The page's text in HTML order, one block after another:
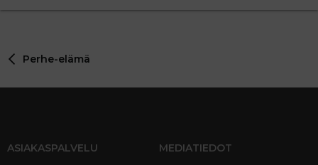
Perhe-elämä
ASIAKASPALVELU MEDIATIEDOT